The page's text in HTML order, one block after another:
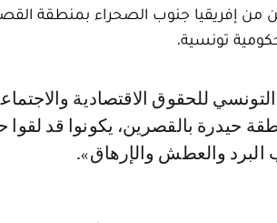
من إفريقيا جنوب الصحراء بمنطقة
تونسية.
حيدرة بالقصرين، يكونوا قد
البرد والعطش والإرهاق».